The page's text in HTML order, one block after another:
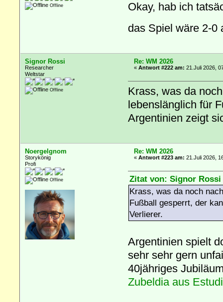
Offline
Okay, hab ich
das Spiel wäre 2-0
Signor Rossi
Researcher
Weltstar
Offline
Re: WM 2026
«Antwort #222 am: 21.Juli 2026,
Krass, was da
lebenslänglich für
Argentinien zeigt
Noergelgnom
Storykönig
Profi
Offline
Re: WM 2026
«Antwort #223 am: 21.Juli 2026,
Zitat von: Signor Rossi
Krass, was da noch
Fußball gesperrt, der
Verlierer.
Argentinien spielt
sehr sehr gern
40jähriges
Zubeldia aus